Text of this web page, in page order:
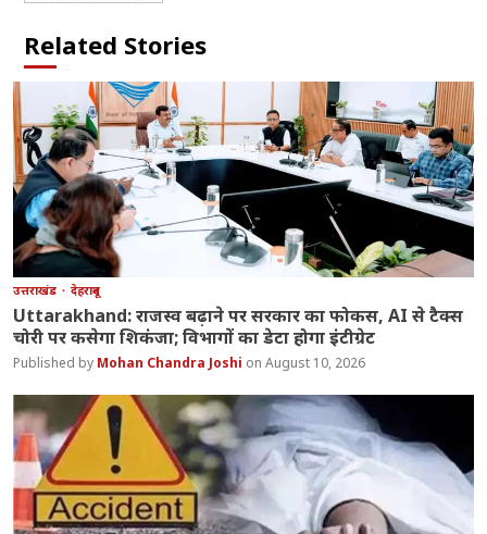
Related Stories
उत्तराखंड देहरादून
Uttarakhand: राजस्व बढ़ाने पर सरकार का फोकस, AI से टैक्स
चोरी पर कसेगा शिकंजा; विभागों का डेटा होगा इंटीग्रेट
Mohan Chandra Joshi August 10, 2026